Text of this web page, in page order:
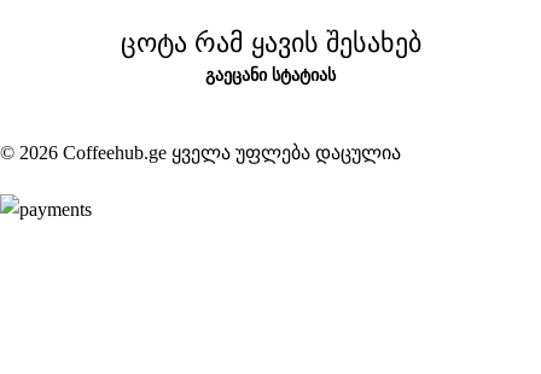
ცოტა რამ ყავის შესახებ
ᲒᲐᲔᲪᲐᲜᲘ ᲡᲢᲐᲢᲘᲐᲡ
© 2026 Coffeehub.ge ყველა უფლება დაცულია